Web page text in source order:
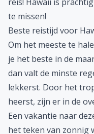
te missen!
Beste reistijd voor
Om het meeste te
je het beste in de
dan valt de minste
lekkerst. Door het
heerst, zijn er in de
Een vakantie naar
het teken van zonnig